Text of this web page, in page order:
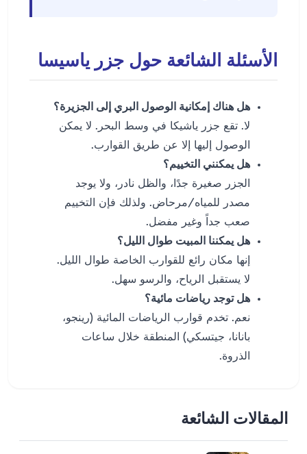
الأسئلة الشائعة حول جزر ياسيسا
هل هناك إمكانية الوصول البري إلى الجزيرة؟
لا. تقع جزر ياشيكا في وسط البحر. لا يمكن
الوصول إليها إلا عن طريق القوارب.
هل يمكنني التخييم؟
الجزر صغيرة جدًا، والظل نادر، ولا يوجد
مصدر للمياه/مرحاض. ولذلك فإن التخييم
صعب جداً وغير مفضل.
هل يمكننا المبيت طوال الليل؟
إنها مكان رائع للقوارب الخاصة طوال الليل.
لا يستقبل الرياح، والرسو سهل.
هل توجد رياضات مائية؟
نعم. تخدم قوارب الرياضات المائية (رينجو،
بانانا، جيتسكي) المنطقة خلال ساعات
الذروة.
المقالات الشائعة